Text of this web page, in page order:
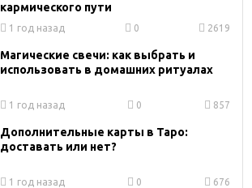
кармического пути
1 год назад 0 2619
Магические свечи: как выбрать и
использовать в домашних ритуалах
1 год назад 0 857
Дополнительные карты в Таро:
доставать или нет?
1 год назад 0 676